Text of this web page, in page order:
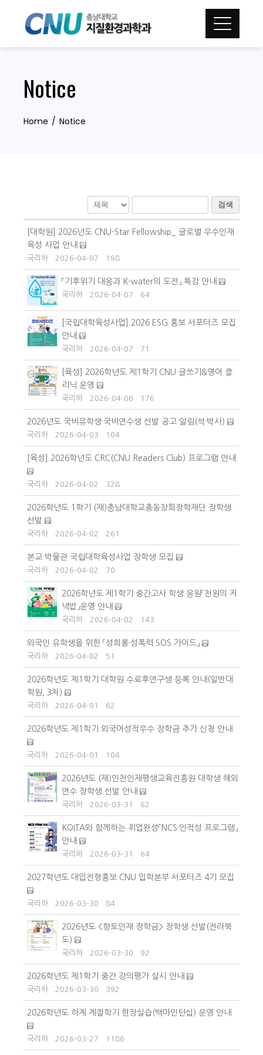
Notice
Home Notice
검색
[대학원] 2026년도 CNU-Star Fellowship_ 글로벌 우수인재
육성 사업 안내
국리하 2026-04-07 198
「기후위기 대응과 K-water의 도전」 특강 안내
국리하 2026-04-07 64
[국립대학육성사업] 2026 ESG 홍보 서포터즈 모집
안내
국리하 2026-04-07 71
[육성] 2026학년도 제1학기 CNU 글쓰기&영어 클
리닉 운영
국리하 2026-04-06 176
2026년도 국비유학생·국비연수생 선발 공고 알림(석·박사)
국리하 2026-04-03 104
[육성] 2026학년도 CRC(CNU Readers Club) 프로그램 안내
국리하 2026-04-02 328
2026학년도 1학기 (재)충남대학교총동창회장학재단 장학생
선발
국리하 2026-04-02 261
본교 박물관 국립대학육성사업 장학생 모집
국리하 2026-04-02 70
2026학년도 제1학기 중간고사 학생 응원「천원의 저
녁밥」운영 안내
국리하 2026-04-02 143
외국인 유학생을 위한 「성희롱·성폭력 SOS 가이드」
국리하 2026-04-02 51
2026학년도 제1학기 대학원 수료후연구생 등록 안내(일반대
학원, 3차)
국리하 2026-04-01 62
2026학년도 제1학기 외국어성적우수 장학금 추가 신청 안내
국리하 2026-04-01 104
2026년도 (재)인천인재평생교육진흥원 대학생 해외
연수 장학생 선발 안내
국리하 2026-03-31 62
KOITA와 함께하는 취업완성「NCS·인적성 프로그램」
안내
국리하 2026-03-31 64
2027학년도 대입전형홍보 CNU 입학본부 서포터즈 4기 모집
국리하 2026-03-30 84
2026년도 <향토인재 장학금> 장학생 선발(전라북
도)
국리하 2026-03-30 92
2026학년도 제1학기 중간 강의평가 실시 안내
국리하 2026-03-30 392
2026학년도 하계 계절학기 현장실습(백마인턴십) 운영 안내
국리하 2026-03-27 1186